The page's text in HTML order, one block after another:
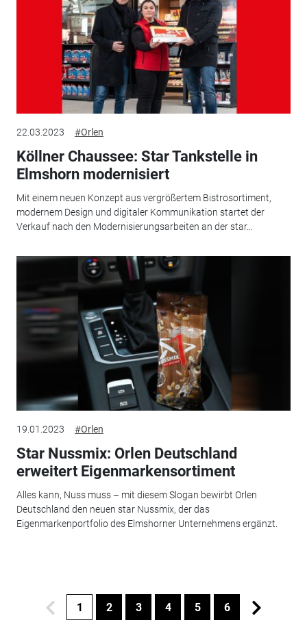
22.03.2023 #Orlen
Köllner Chaussee: Star Tankstelle in
Elmshorn modernisiert
Mit einem neuen Konzept aus vergrößertem Bistrosortiment,
modernem Design und digitaler Kommunikation startet der
Verkauf nach den Modernisierungsarbeiten an der star...
19.01.2023 #Orlen
Star Nussmix: Orlen Deutschland
erweitert Eigenmarkensortiment
Alles kann, Nuss muss – mit diesem Slogan bewirbt Orlen
Deutschland den neuen star Nussmix, der das
Eigenmarkenportfolio des Elmshorner Unternehmens ergänzt.
1 2 3 4 5 6